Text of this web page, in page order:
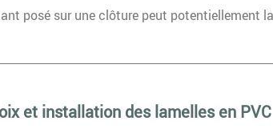
posé sur une clôture peut potentiellement
et installation des lamelles en PVC